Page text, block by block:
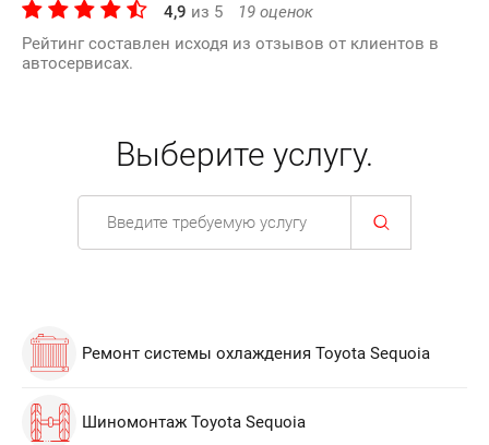
4,9 из 5 19 оценок
Рейтинг составлен исходя из отзывов от клиентов в
автосервисах.
Выберите услугу.
Ремонт системы охлаждения Toyota Sequoia
Шиномонтаж Toyota Sequoia